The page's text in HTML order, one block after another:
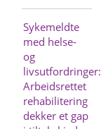
Sykemeldte
med helse-
og
livsutfordringer:
Arbeidsrettet
rehabilitering
dekker et gap